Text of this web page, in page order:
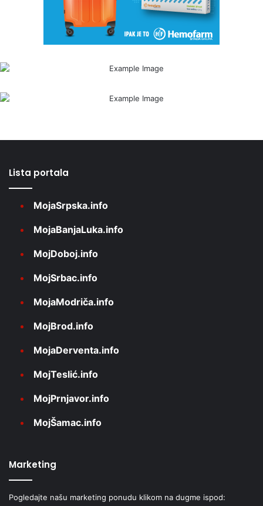
Lista portala
MojaSrpska.info
MojaBanjaLuka.info
MojDoboj.info
MojSrbac.info
MojaModriča.info
MojBrod.info
MojaDerventa.info
MojTeslić.info
MojPrnjavor.info
MojŠamac.info
Marketing
Pogledajte našu marketing ponudu klikom na dugme ispod: